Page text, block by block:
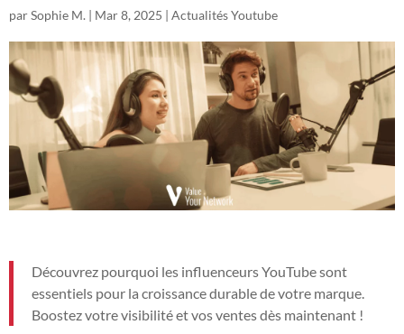
parSophie M. | Mar 8, 2025 | Actualités Youtube
Découvrez pourquoi les influenceurs YouTube sont
essentiels pour la croissance durable de votre marque.
Boostez votre visibilité et vos ventes dès maintenant !